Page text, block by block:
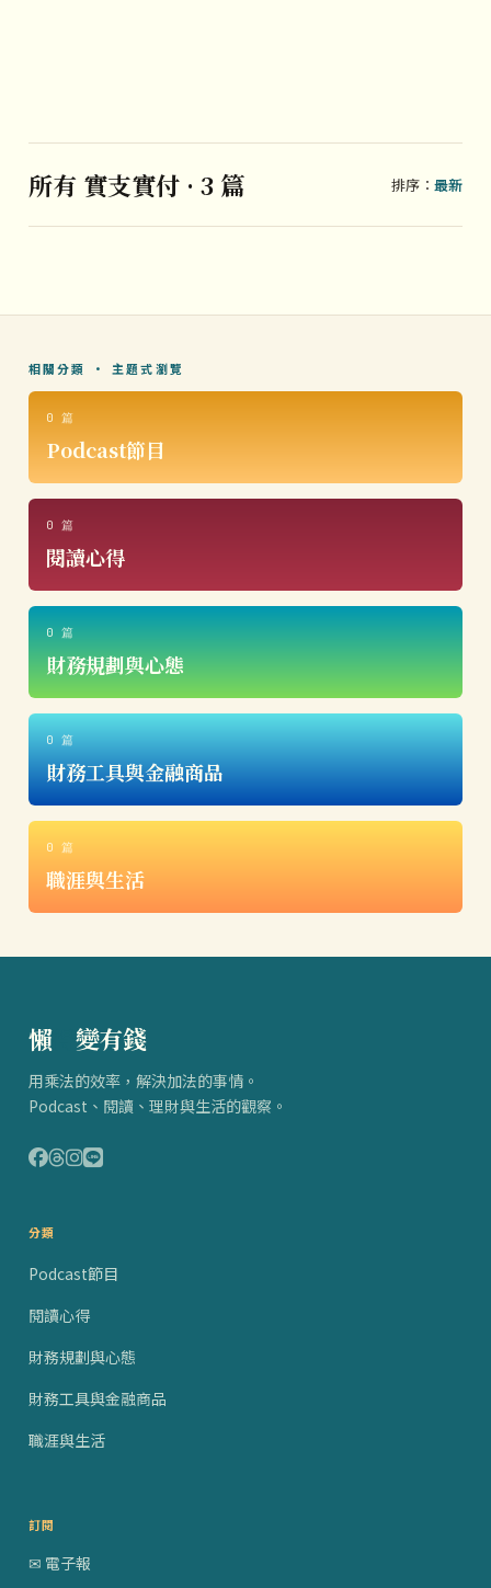
所有 實支實付 · 3 篇 排序：最新
相關分類 · 主題式瀏覽
0 篇
Podcast節目
0 篇
閱讀心得
0 篇
財務規劃與心態
0 篇
財務工具與金融商品
0 篇
職涯與生活
懶得 變有錢
用乘法的效率，解決加法的事情。
Podcast、閱讀、理財與生活的觀察。
分類
Podcast節目
閱讀心得
財務規劃與心態
財務工具與金融商品
職涯與生活
訂閱
✉ 電子報